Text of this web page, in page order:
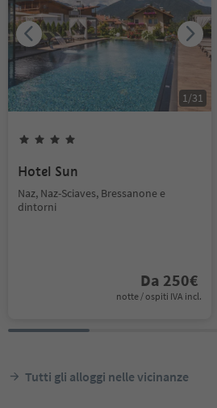
1/31
Hotel Sun
Naz, Naz-Sciaves, Bressanone e
dintorni
Da 250€
notte / ospiti IVA incl.
Tutti gli alloggi nelle vicinanze